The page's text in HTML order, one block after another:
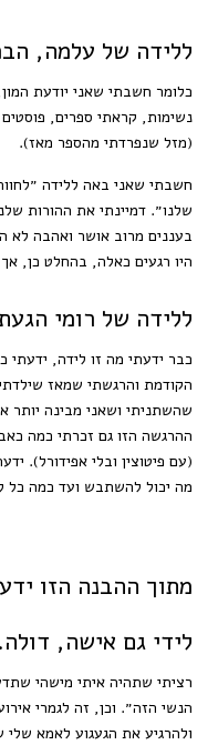
ללידה של עלמה,
כלומר חשבתי שאני יודעת
נשימות, קראתי ספרים,
(מזל שנפרדתי מהספר מאז).
חשבתי שאני באה ללידה
שלנו״. דמיינתי את ההורות
בעננים מרוב אושר ואהבה לא
היו רגעים כאלה, בהחלט כן,
ללידה של רומי
כבר ידעתי מה זו לידה,
הקודמת והרגשתי שמאז
שהשתניתי ושאני מבינה
ההרגשה הזו גם זכרתי כמה
(עם פיטוצין ובלי אפידורל).
מה יכול להשתבש ועד כמה כל
מתוך ההבנה הזו
לידי גם אישה, דולה.
רציתי שתהיה איתי מישהי
הנשי הזה״. וכן, זה לגמרי
ולהרגיע את הגעגוע לאמא